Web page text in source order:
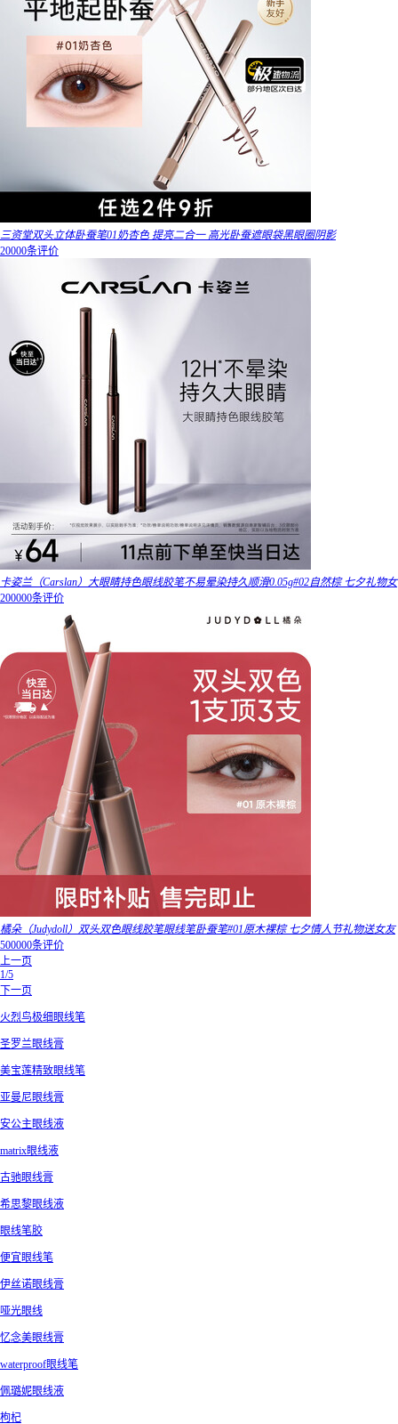
三资堂双头立体卧蚕笔01奶杏色 提亮二合一 高光卧蚕遮眼袋黑眼圈阴影
20000条评价
卡姿兰（Carslan）大眼睛持色眼线胶笔不易晕染持久顺滑0.05g#02自然棕 七夕礼物女
200000条评价
橘朵（Judydoll）双头双色眼线胶笔眼线笔卧蚕笔#01原木裸棕 七夕情人节礼物送女友
500000条评价
上一页
1/5
下一页
火烈鸟极细眼线笔
圣罗兰眼线膏
美宝莲精致眼线笔
亚曼尼眼线膏
安公主眼线液
matrix眼线液
古驰眼线膏
希思黎眼线液
眼线笔胶
便宜眼线笔
伊丝诺眼线膏
哑光眼线
忆念美眼线膏
waterproof眼线笔
佩璐妮眼线液
枸杞